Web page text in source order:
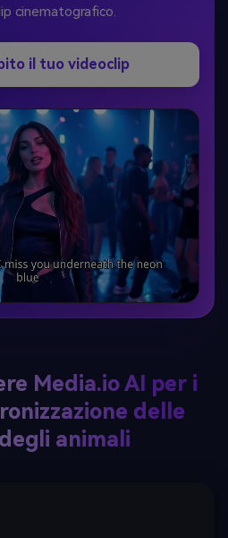
cinematografico.
il tuo videoclip
Media.io AI per i
delle
animali